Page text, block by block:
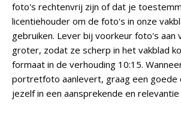
foto's rechtenvrij zijn of dat je
licentiehouder om de foto's in onze
gebruiken. Lever bij voorkeur foto's aan
groter, zodat ze scherp in het vakblad
formaat in de verhouding 10:15.
portretfoto aanlevert, graag een goede
jezelf in een aansprekende en